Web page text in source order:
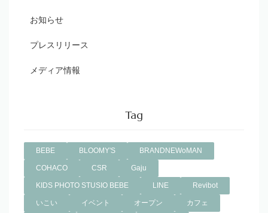
お知らせ
プレスリリース
メディア情報
Tag
BEBE BLOOMY'S BRANDNEWoMAN
COHACO CSR Gaju
KIDS PHOTO STUSIO BEBE LINE Revibot
いこい イベント オープン カフェ